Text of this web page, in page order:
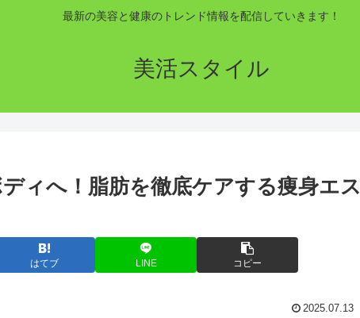
最新の美容と健康のトレンド情報を配信していきます！
美活スタイル
ィへ！脂肪を徹底ケアする痩身エス
はてブ LINE コピー
2025.07.13